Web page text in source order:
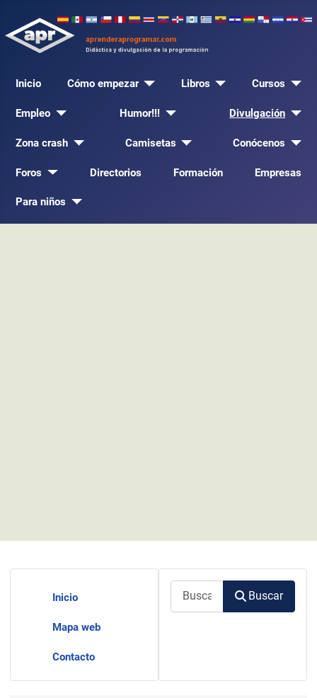
Inicio Cómo empezar Libros Cursos
Empleo Humor!!! Divulgación
Zona crash Camisetas Conócenos
Foros Directorios Formación Empresas
Para niños
Inicio
Mapa web
Contacto
Buscar